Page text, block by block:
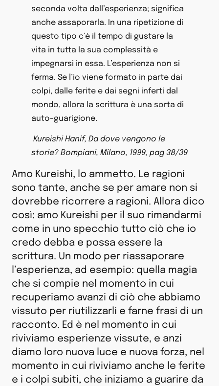
seconda volta dall’esperienza; significa
anche assaporarla. In una ripetizione di
questo tipo c’è il tempo di gustare la
vita in tutta la sua complessità e
impegnarsi in essa. L’esperienza non si
ferma. Se l’io viene formato in parte dai
colpi, dalle ferite e dai segni inferti dal
mondo, allora la scrittura è una sorta di
auto-guarigione.
Kureishi Hanif, Da dove vengono le
storie? Bompiani, Milano, 1999, pag 38/39
Amo Kureishi, lo ammetto. Le ragioni
sono tante, anche se per amare non si
dovrebbe ricorrere a ragioni. Allora dico
così: amo Kureishi per il suo rimandarmi
come in uno specchio tutto ciò che io
credo debba e possa essere la
scrittura. Un modo per riassaporare
l’esperienza, ad esempio: quella magia
che si compie nel momento in cui
recuperiamo avanzi di ciò che abbiamo
vissuto per riutilizzarli e farne frasi di un
racconto. Ed è nel momento in cui
riviviamo esperienze vissute, e anzi
diamo loro nuova luce e nuova forza, nel
momento in cui riviviamo anche le ferite
e i colpi subiti, che iniziamo a guarire da